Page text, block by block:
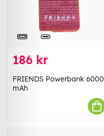
186 kr
FRIENDS Powerbank 6000
mAh